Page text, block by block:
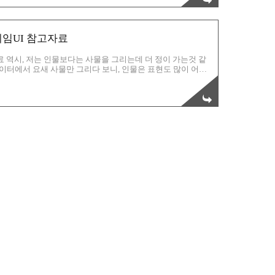
전 도배를 해버렸어요.이렇게만 해도, 재법 윤곽이 얼추 드
UI 참고자료
시, 저는 인물보다는 사물을 그리는데 더 정이 가는것 같
에서 요새 사물만 그리다 보니, 인물은 표현도 많이 어렵
려놔야 겠어요^^그리고 꾸준히 업데이트를 해놓도록 하
일러스트레이터에서 작업한 것 같아요. 이런 다양한 보석형
인 같아요.슬롯머신 관련 아이콘도 보이는 듯 하고~아기자